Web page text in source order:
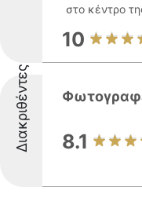
στο κέντρο
10
Διακριθέντες 8.1